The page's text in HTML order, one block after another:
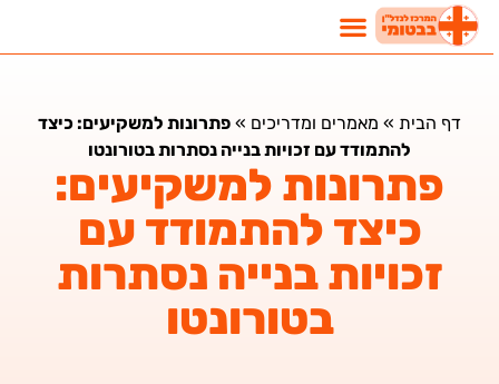
דף הבית»מאמרים ומדריכים»פתרונות למשקיעים: כיצד
להתמודד עם זכויות בנייה נסתרות בטורונטו
פתרונות למשקיעים:
כיצד להתמודד עם
זכויות בנייה נסתרות
בטורונטו